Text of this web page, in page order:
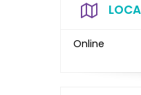
Online